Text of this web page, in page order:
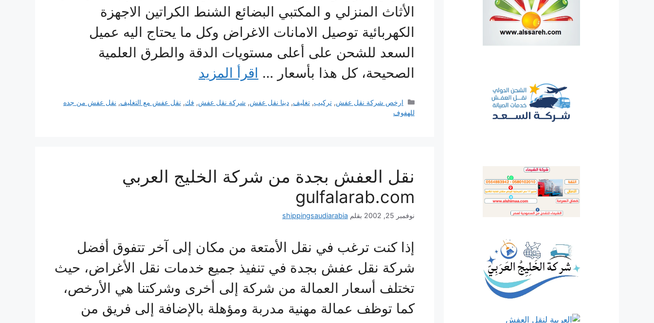
الأثاث المنزلي و المكتبي البضائع الشنط الكراتين الاجهزة
الكهربائية توصيل الامانات الاغراض وكل ما يحتاج اليه عميل
السعد للشحن على أعلى مستويات الدقة والطرق العلمية
الصحيحة، كل هذا بأسعار … اقرأ المزيد
التصنيفات
ارخص شركة نقل عفش,تركيب,تغليف,دينا نقل عفش, شركة نقل عفش, فك, نقل عفش مع التغليف, نقل عفش من جده
للهفوف
نقل العفش بجدة من شركة الخليج العربي
gulfalarab.com
نوفمبر 25, 2002 بقلم shippingsaudiarabia
إذا كنت ترغب في نقل الأمتعة من مكان إلى آخر تتفوق أفضل
شركة نقل عفش بجدة في تنفيذ جميع خدمات نقل الأغراض، حيث
تختلف أسعار العمالة من شركة إلى أخرى وشركتنا هي الأرخص،
كما توظف عمالة مهنية مدربة ومؤهلة بالإضافة إلى فريق من